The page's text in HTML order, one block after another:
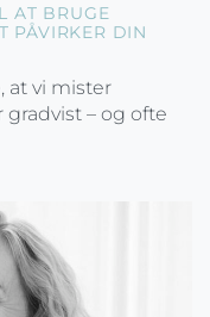
AT BRUGE
PÅVIRKER DIN
at vi mister
gradvist – og ofte